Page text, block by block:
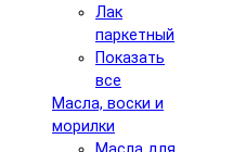
Лак
паркетный
Показать
все
Масла, воски и
морилки